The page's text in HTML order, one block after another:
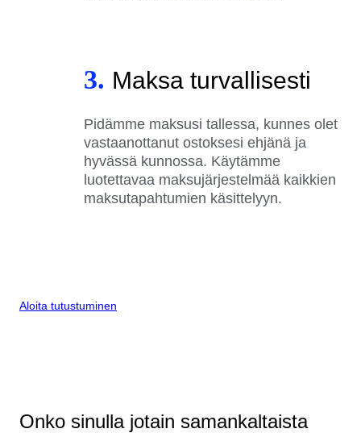
3. Maksa turvallisesti
Pidämme maksusi tallessa, kunnes olet
vastaanottanut ostoksesi ehjänä ja
hyvässä kunnossa. Käytämme
luotettavaa maksujärjestelmää kaikkien
maksutapahtumien käsittelyyn.
Aloita tutustuminen
Onko sinulla jotain samankaltaista